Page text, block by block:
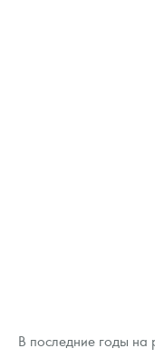
В последние годы на